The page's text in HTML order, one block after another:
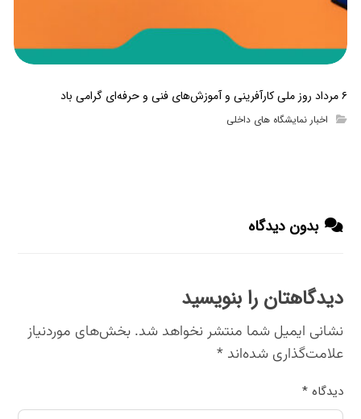
۶ مرداد روز ملی کارآفرینی و آموزش‌های فنی و حرفه‌ای گرامی باد
اخبار نمایشگاه های داخلی
بدون دیدگاه
دیدگاهتان را بنویسید
نشانی ایمیل شما منتشر نخواهد شد. بخش‌های موردنیاز
علامت‌گذاری شده‌اند*
دیدگاه*